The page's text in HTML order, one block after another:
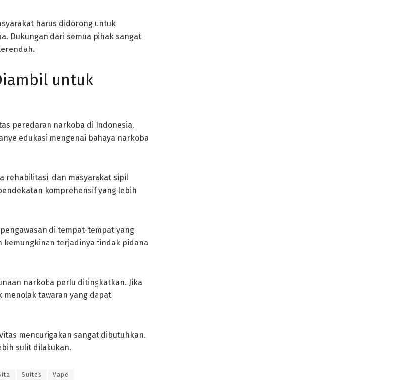
harus didorong untuk
Dukungan dari semua pihak sangat
untuk
peredaran narkoba di Indonesia.
edukasi mengenai bahaya narkoba
rehabilitasi, dan masyarakat sipil
komprehensif yang lebih
di tempat-tempat yang
kemungkinan terjadinya tindak pidana
narkoba perlu ditingkatkan. Jika
menolak tawaran yang dapat
mencurigakan sangat dibutuhkan.
sulit dilakukan.
Suites Vape